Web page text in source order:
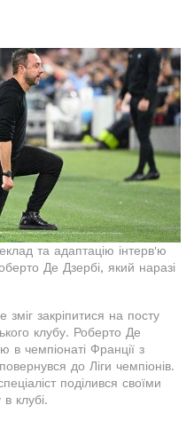
та адаптацію інтерв'ю
Де Дзербі, який наразі
закріпитися на посту
клубу. Роберто Де
в чемпіонаті Франції з
до Ліги чемпіонів.
поділився своїми
клубі.